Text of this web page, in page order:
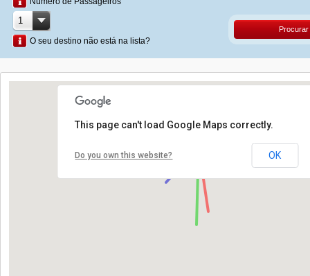
O seu destino não está na lista?
Procurar
This page can't load Google Maps correctly.
Do you own this website? OK